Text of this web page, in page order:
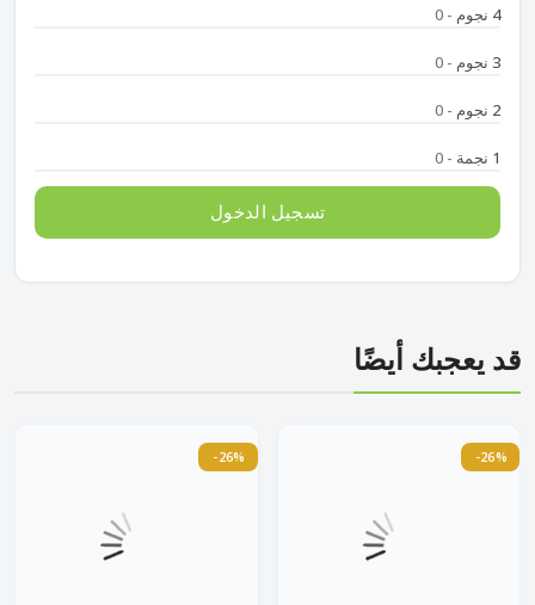
4 نجوم - 0
3 نجوم - 0
2 نجوم - 0
1 نجمة - 0
تسجيل الدخول
قد يعجبك أيضًا
-26% -26%